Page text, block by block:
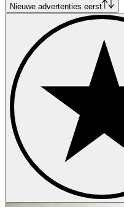
Maserati GranTurismo
Maserati Indy
Maserati MC20
Maserati Merak
Maserati Mistral
Nieuwe advertenties eerst